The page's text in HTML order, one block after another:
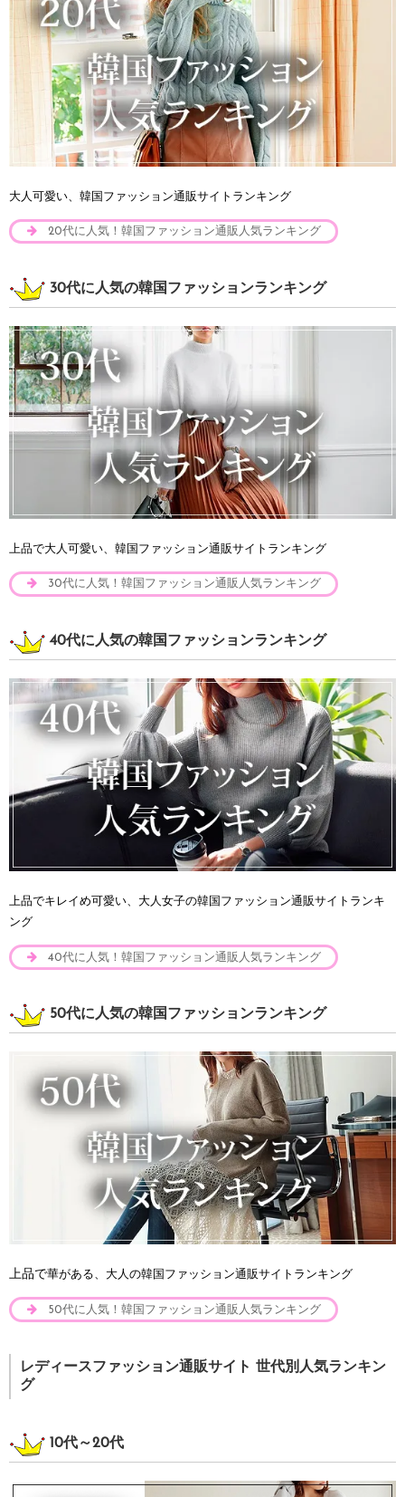
大人可愛い、韓国ファッション通販サイトランキング
20代に人気！韓国ファッション通販人気ランキング
30代に人気の韓国ファッションランキング
上品で大人可愛い、韓国ファッション通販サイトランキング
30代に人気！韓国ファッション通販人気ランキング
40代に人気の韓国ファッションランキング
上品でキレイめ可愛い、大人女子の韓国ファッション通販サイトランキ
ング
40代に人気！韓国ファッション通販人気ランキング
50代に人気の韓国ファッションランキング
上品で華がある、大人の韓国ファッション通販サイトランキング
50代に人気！韓国ファッション通販人気ランキング
レディースファッション通販サイト 世代別人気ランキン
グ
10代～20代